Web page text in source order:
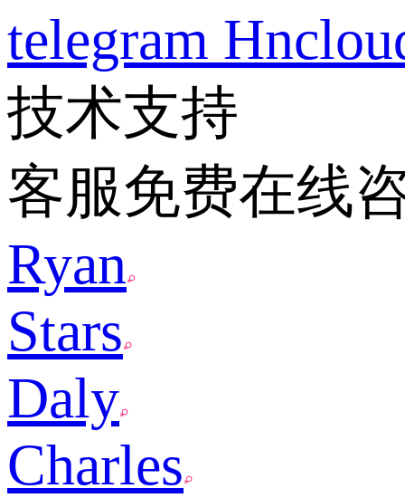
telegram
技术支持
客服免费在线
Ryan
Stars
Daly
Charles